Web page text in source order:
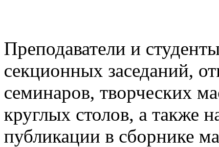
Преподаватели и
секционных заседаний,
семинаров, творческих
круглых столов, а также
публикации в сборнике